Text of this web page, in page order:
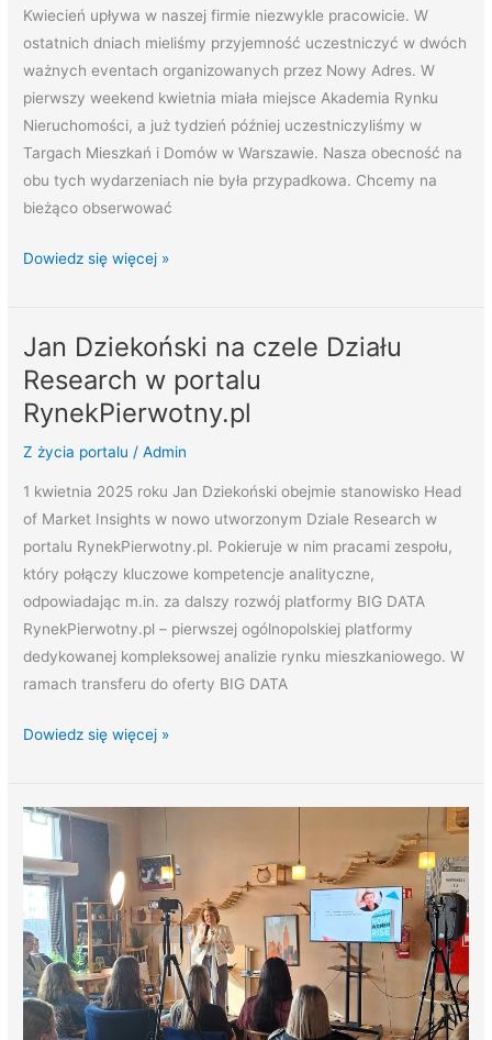
Kwiecień upływa w naszej firmie niezwykle pracowicie. W
ostatnich dniach mieliśmy przyjemność uczestniczyć w dwóch
ważnych eventach organizowanych przez Nowy Adres. W
pierwszy weekend kwietnia miała miejsce Akademia Rynku
Nieruchomości, a już tydzień później uczestniczyliśmy w
Targach Mieszkań i Domów w Warszawie. Nasza obecność na
obu tych wydarzeniach nie była przypadkowa. Chcemy na
bieżąco obserwować
Dowiedz się więcej »
Jan Dziekoński na czele Działu
Research w portalu
RynekPierwotny.pl
Z życia portalu /Admin
1 kwietnia 2025 roku Jan Dziekoński obejmie stanowisko Head
of Market Insights w nowo utworzonym Dziale Research w
portalu RynekPierwotny.pl. Pokieruje w nim pracami zespołu,
który połączy kluczowe kompetencje analityczne,
odpowiadając m.in. za dalszy rozwój platformy BIG DATA
RynekPierwotny.pl – pierwszej ogólnopolskiej platformy
dedykowanej kompleksowej analizie rynku mieszkaniowego. W
ramach transferu do oferty BIG DATA
Jan
Dziekoński
czele
Działu
Dowiedz się więcej »
Świętujemy
Dzień
Kobiet!